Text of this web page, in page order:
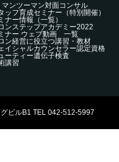
マンツーマン対面コンサル
ッフ育成セミナー（特別開催）
ナー情報（一覧）
ンステップアカデミー2022
ナー ウェブ動画 一覧
ン経営に役立つ講習・教材
イシャルカウンセラー認定資格
ーティー遺伝子検査
講習
ビルB1 TEL 042-512-5997